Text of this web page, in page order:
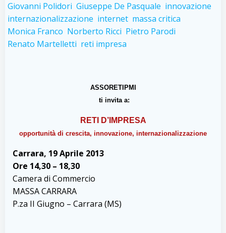
Giovanni Polidori Giuseppe De Pasquale innovazione
internazionalizzazione internet massa critica
Monica Franco Norberto Ricci Pietro Parodi
Renato Martelletti reti impresa
ASSORETIPMI
ti invita a:
RETI D’IMPRESA
opportunità di crescita, innovazione, internazionalizzazione
Carrara, 19 Aprile 2013
Ore 14,30 – 18,30
Camera di Commercio
MASSA CARRARA
P.za II Giugno – Carrara (MS)